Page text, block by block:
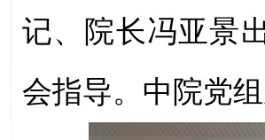
记、院长冯亚景
会指导。中院党